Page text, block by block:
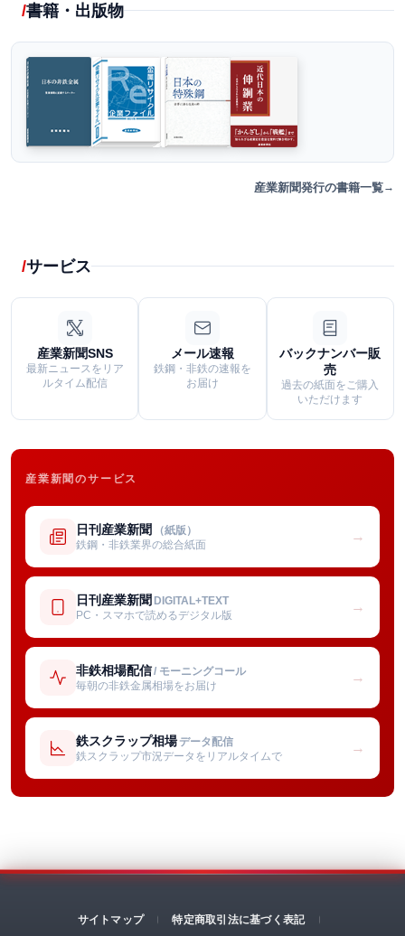
書籍・出版物
産業新聞発行の書籍一覧
サービス
産業新聞SNS
最新ニュースをリア
ルタイム配信
メール速報
鉄鋼・非鉄の速報を
お届け
バックナンバー販
売
過去の紙面をご購入
いただけます
産業新聞のサービス
日刊産業新聞 （紙版）
鉄鋼・非鉄業界の総合紙面
→
日刊産業新聞 DIGITAL+TEXT
PC・スマホで読めるデジタル版
→
非鉄相場配信/ モーニングコール
毎朝の非鉄金属相場をお届け
→
鉄スクラップ相場 データ配信
鉄スクラップ市況データをリアルタイムで
→
サイトマップ 特定商取引法に基づく表記